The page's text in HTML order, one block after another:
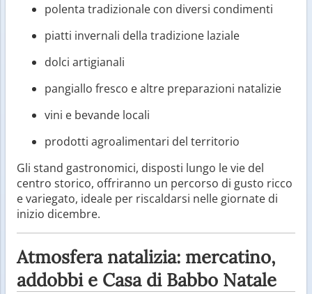
polenta tradizionale con diversi condimenti
piatti invernali della tradizione laziale
dolci artigianali
pangiallo fresco e altre preparazioni natalizie
vini e bevande locali
prodotti agroalimentari del territorio
Gli stand gastronomici, disposti lungo le vie del
centro storico, offriranno un percorso di gusto ricco
e variegato, ideale per riscaldarsi nelle giornate di
inizio dicembre.
Atmosfera natalizia: mercatino,
addobbi e Casa di Babbo Natale